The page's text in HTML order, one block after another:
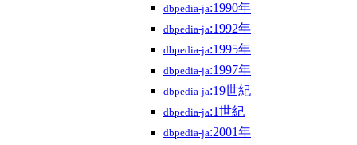
dbpedia-ja:1990年
dbpedia-ja:1992年
dbpedia-ja:1995年
dbpedia-ja:1997年
dbpedia-ja:19世紀
dbpedia-ja:1世紀
dbpedia-ja:2001年